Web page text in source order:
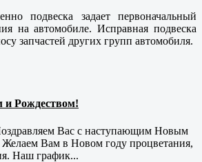
подвеска задает первоначальный
на автомобиле. Исправная подвеска
запчастей других групп автомобиля.
и Рождеством!
Вас с наступающим Новым
Вам в Новом году процветания,
Наш график...